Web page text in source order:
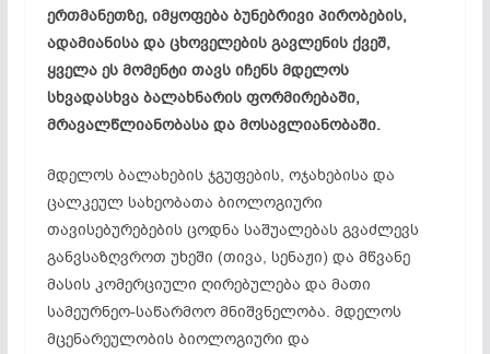
ერთმანეთზე, იმყოფება ბუნებრივი პირობების,
ადამიანისა და ცხოველების გავლენის ქვეშ,
ყველა ეს მომენტი თავს იჩენს მდელოს
სხვადასხვა ბალახნარის ფორმირებაში,
მრავალწლიანობასა და მოსავლიანობაში.
მდელოს ბალახების ჯგუფების, ოჯახებისა და
ცალკეულ სახეობათა ბიოლოგიური
თავისებურებების ცოდნა საშუალებას გვაძლევს
განვსაზღვროთ უხეში (თივა, სენაჟი) და მწვანე
მასის კომერციული ღირებულება და მათი
სამეურნეო-საწარმოო მნიშვნელობა. მდელოს
მცენარეულობის ბიოლოგიური და